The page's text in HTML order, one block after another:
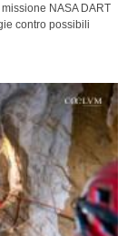
NASA DART
contro possibili